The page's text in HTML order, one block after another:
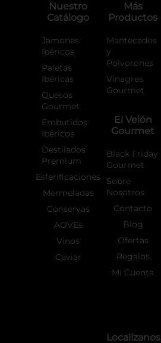
-
a
m
Nuestro
Catálogo
Jamones
Ibéricos
Paletas
Ibéricas
Quesos
Gourmet
Embutidos
Ibéricos
Destilados
Premium
Esferificaciones
Mermeladas
Conservas
AOVEs
Vinos
Caviar
Más
Productos
Mantecados
y
Polvorones
Vinagres
Gourmet
El Velón
Gourmet
Black Friday
Gourmet
Sobre
Nosotros
Contacto
Blog
Ofertas
Regalos
Mi Cuenta
Localízanos